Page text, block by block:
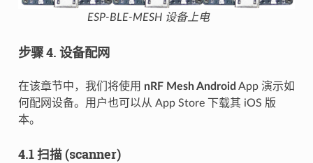
ESP-BLE-MESH 设备上电
步骤 4. 设备配网
在该章节中，我们将使用 nRF Mesh Android App 演示如
何配网设备。用户也可以从 App Store 下载其 iOS 版
本。
4.1 扫描 (scanner)